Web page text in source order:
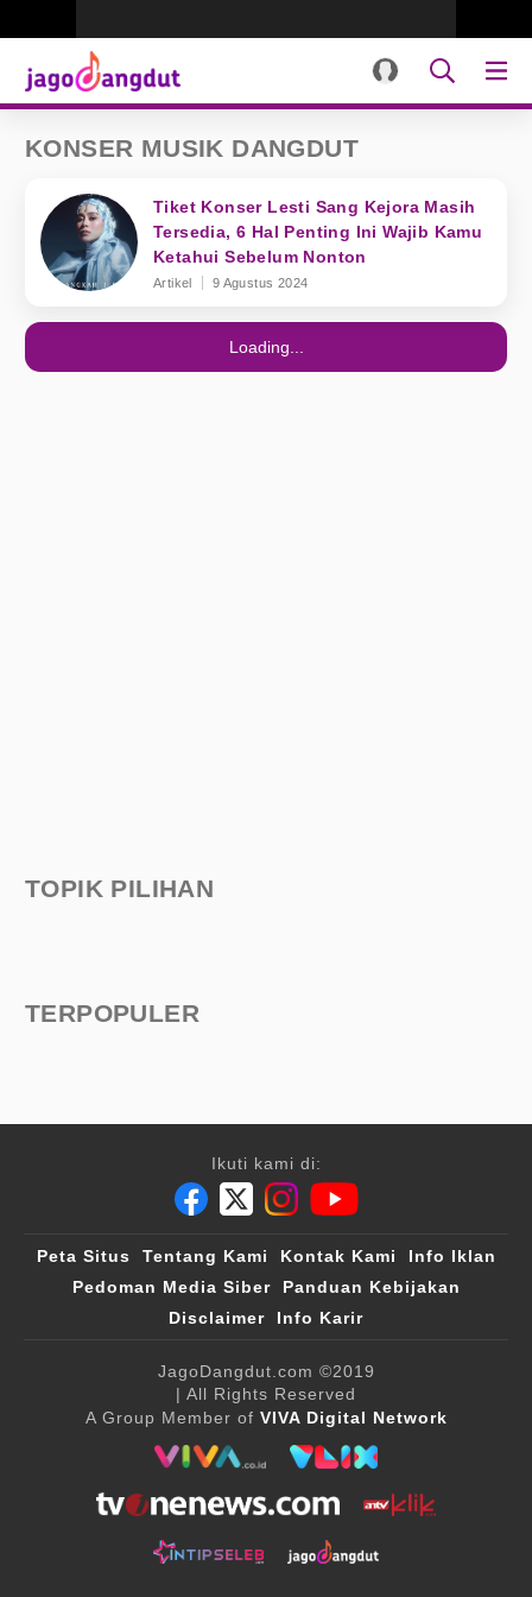
KONSER MUSIK DANGDUT
Tiket Konser Lesti Sang Kejora Masih
Tersedia, 6 Hal Penting Ini Wajib Kamu
Ketahui Sebelum Nonton
Artikel 9 Agustus 2024
Loading...
TOPIK PILIHAN
TERPOPULER
Ikuti kami di:
Peta Situs Tentang Kami Kontak Kami
Info Iklan
Pedoman Media Siber
Panduan Kebijakan
Disclaimer
Info Karir
JagoDangdut.com ©2019
| All Rights Reserved
A Group Member of VIVA Digital Network